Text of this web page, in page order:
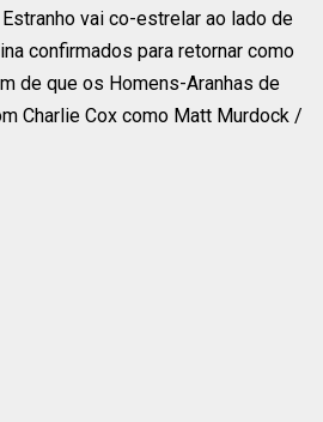
vai co-estrelar ao lado de
confirmados para retornar como
de que os Homens-Aranhas de
Charlie Cox como Matt Murdock /